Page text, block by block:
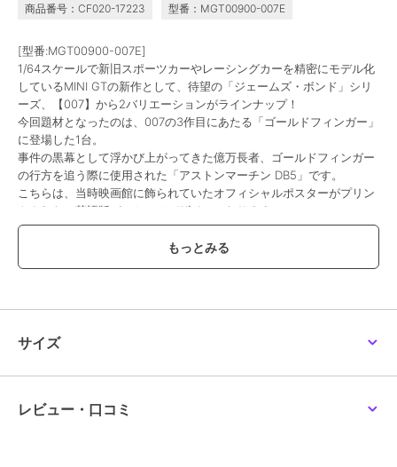
商品番号：CF020-17223 型番：MGT00900-007E
[型番:MGT00900-007E]
1/64スケールで新旧スポーツカーやレーシングカーを精密にモデル化
しているMINI GTの新作として、待望の「ジェームズ・ボンド」シリ
ーズ、【007】から2バリエーションがラインナップ！
今回題材となったのは、007の3作目にあたる「ゴールドフィンガー」
に登場した1台。
事件の黒幕として浮かび上がってきた億万長者、ゴールドフィンガー
の行方を追う際に使用された「アストンマーチン DB5」です。
こちらは、当時映画館に飾られていたオフィシャルポスターがプリン
トされた、英語版パッケージデザインとなります。
（画像一枚目一番左）
パッケージサイズ 約W140 x D50 x H195 (mm) 素材 ダイキャスト製
ブランド
ショップ リトルレガード
商品カテゴリ
サイズ
レビュー・口コミ